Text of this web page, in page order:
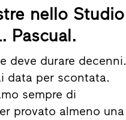
nello Studio
Pascual.
deve durare decenni.
data per scontata.
sempre di
provato almeno una